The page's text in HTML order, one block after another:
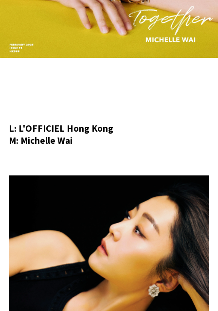
L: L'OFFICIEL Hong Kong
M: Michelle Wai